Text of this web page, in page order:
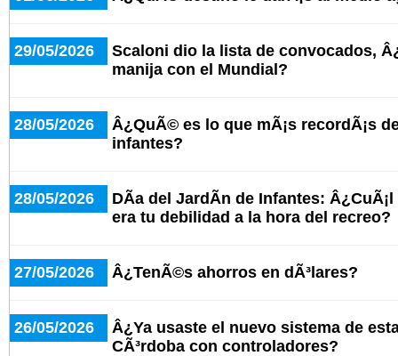
29/05/2026
Scaloni dio la lista de convocados,
manija con el Mundial?
28/05/2026
Â¿QuÃ© es lo que mÃ¡s recordÃ¡s
infantes?
28/05/2026
DÃ­a del JardÃ­n de Infantes:
era tu debilidad a la hora del recreo?
27/05/2026 Â¿TenÃ©s ahorros en dÃ³lares?
26/05/2026
Â¿Ya usaste el nuevo sistema de
CÃ³rdoba con controladores?